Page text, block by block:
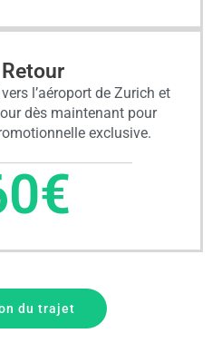
l’aéroport de Zurich et
dès maintenant pour
exclusive.
€
du trajet